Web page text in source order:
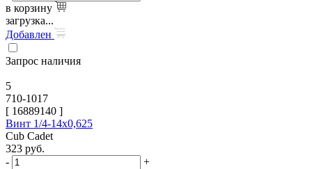
в корзину
загрузка...
Добавлен
Запрос наличия
5
710-1017
[ 16889140 ]
Винт 1/4-14х0,625
Cub Cadet
323 руб.
-
+